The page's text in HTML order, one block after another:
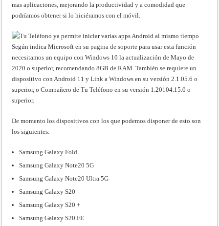
mas aplicaciones, mejorando la productividad y a comodidad que
podríamos obtener si lo hiciéramos con el móvil.
Según indica Microsoft en supagina de soporte para usar esta función
necesitamos un equipo con Windows 10 la actualización de Mayo de
2020 o superior, recomendando 8GB de RAM. También se requiere un
dispositivo con Android 11 y Link a Windows en su versión 2.1.05.6 o
superior, o Compañero de Tu Teléfono en su versión 1.20104.15.0 o
superior.
De momento los dispositivos con los que podemos disponer de esto son
los siguientes:
Samsung Galaxy Fold
Samsung Galaxy Note20 5G
Samsung Galaxy Note20 Ultra 5G
Samsung Galaxy S20
Samsung Galaxy S20 +
Samsung Galaxy S20 FE